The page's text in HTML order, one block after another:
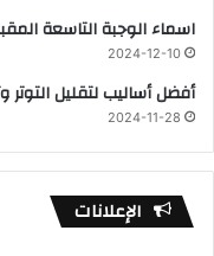
اسماء الوجبة التاسعة
2024-12-10
أفضل أساليب لتقليل التوتر
2024-11-28
الإعلانات